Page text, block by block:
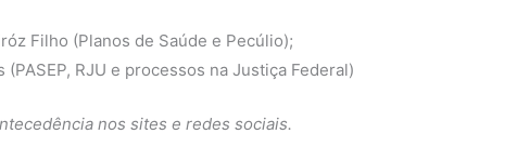
Filho (Planos de Saúde e Pecúlio);
(PASEP, RJU e processos na Justiça Federal)
nos sites e redes sociais.